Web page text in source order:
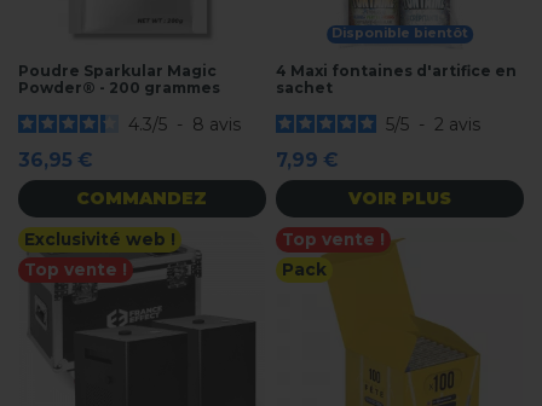
Poudre Sparkular Magic
Powder® - 200 grammes
4.3/5 - 8 avis
36,95 €
COMMANDEZ
Disponible bientôt
4 Maxi fontaines d'artifice en
sachet
5/5 - 2 avis
7,99 €
VOIR PLUS
Exclusivité web !
Top vente !
Top vente !
Pack